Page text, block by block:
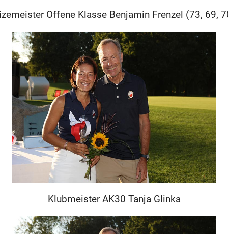
Offene Klasse Benjamin Frenzel (73, 69,
Klubmeister AK30 Tanja Glinka